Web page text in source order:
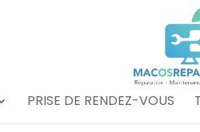
PRISE DE RENDEZ-VOUS